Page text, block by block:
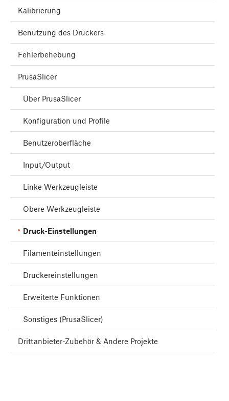
Kalibrierung
Benutzung des Druckers
Fehlerbehebung
PrusaSlicer
Über PrusaSlicer
Konfiguration und Profile
Benutzeroberfläche
Input/Output
Linke Werkzeugleiste
Obere Werkzeugleiste
Druck-Einstellungen
Filamenteinstellungen
Druckereinstellungen
Erweiterte Funktionen
Sonstiges (PrusaSlicer)
Drittanbieter-Zubehör & Andere Projekte